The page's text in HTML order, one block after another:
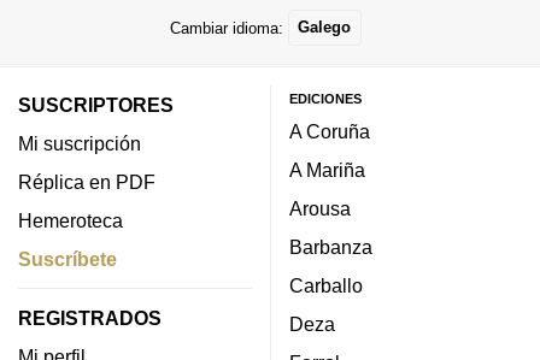
Cambiar idioma: Galego
SUSCRIPTORES
Mi suscripción
Réplica en PDF
Hemeroteca
Suscríbete
REGISTRADOS
EDICIONES
A Coruña
A Mariña
Arousa
Barbanza
Carballo
Deza